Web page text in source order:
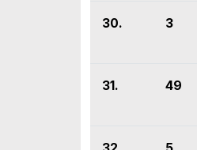
30. 3
31. 49